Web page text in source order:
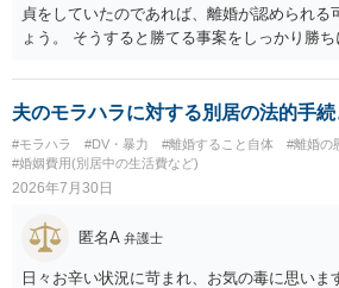
貞をしていたのであれば、離婚が認められる
ょう。 そうすると勝てる事案をしっかり勝
夫のモラハラに対する別居の法的手
#モラハラ #DV・暴力 #離婚すること自体 #離婚の
#婚姻費用(別居中の生活費など)
2026年7月30日
匿名A 弁護士
日々お辛い状況に苛まれ、お気の毒に思いま